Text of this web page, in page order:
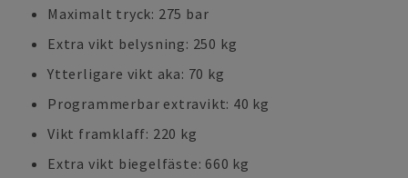
Maximalt tryck: 275 bar
Extra vikt belysning: 250 kg
Ytterligare vikt aka: 70 kg
Programmerbar extravikt: 40 kg
Vikt framklaff: 220 kg
Extra vikt biegelfäste: 660 kg